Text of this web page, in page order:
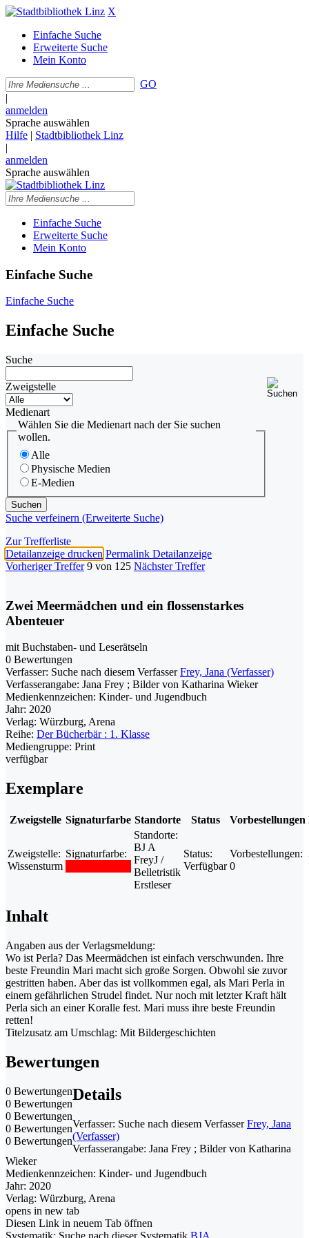
X
Einfache Suche
Erweiterte Suche
Mein Konto
GO
|
anmelden
Sprache auswählen
Hilfe | Stadtbibliothek Linz
|
anmelden
Sprache auswählen
Einfache Suche
Erweiterte Suche
Mein Konto
Einfache Suche
Einfache Suche
Einfache Suche
Suche
Zweigstelle
Medienart
Wählen Sie die Medienart nach der Sie suchen
wollen.
Alle
Physische Medien
E-Medien
Suche verfeinern (Erweiterte Suche)
Zur Trefferliste
Detailanzeige drucken Permalink Detailanzeige
Vorheriger Treffer 9 von 125 Nächster Treffer
Zwei Meermädchen und ein flossenstarkes
Abenteuer
mit Buchstaben- und Leserätseln
0 Bewertungen
Verfasser: Suche nach diesem Verfasser Frey, Jana (Verfasser)
Verfasserangabe: Jana Frey ; Bilder von Katharina Wieker
Medienkennzeichen: Kinder- und Jugendbuch
Jahr: 2020
Verlag: Würzburg, Arena
Reihe: Der Bücherbär : 1. Klasse
Mediengruppe: Print
verfügbar
Exemplare
Zweigstelle Signaturfarbe Standorte Status Vorbestellungen
Zweigstelle:
Wissensturm
Signaturfarbe:
Standorte:
BJ A
FreyJ /
Belletristik
Erstleser
Status:
Verfügbar
Vorbestellungen:
0
Inhalt
Angaben aus der Verlagsmeldung:
Wo ist Perla? Das Meermädchen ist einfach verschwunden. Ihre
beste Freundin Mari macht sich große Sorgen. Obwohl sie zuvor
gestritten haben. Aber das ist vollkommen egal, als Mari Perla in
einem gefährlichen Strudel findet. Nur noch mit letzter Kraft hält
Perla sich an einer Koralle fest. Mari muss ihre beste Freundin
retten!
Titelzusatz am Umschlag: Mit Bildergeschichten
Bewertungen
0 Bewertungen
0 Bewertungen
0 Bewertungen
0 Bewertungen
0 Bewertungen
Details
Verfasser: Suche nach diesem Verfasser Frey, Jana
(Verfasser)
Verfasserangabe: Jana Frey ; Bilder von Katharina
Wieker
Medienkennzeichen: Kinder- und Jugendbuch
Jahr: 2020
Verlag: Würzburg, Arena
opens in new tab
Diesen Link in neuem Tab öffnen
Systematik: Suche nach dieser Systematik BJA